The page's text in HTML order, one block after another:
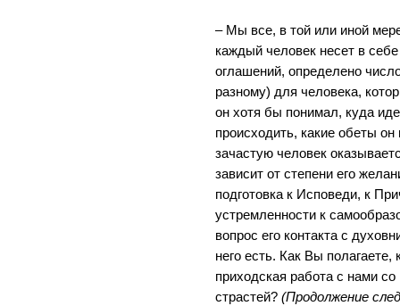
– Мы все, в той или иной
каждый человек несет в
оглашений, определено
разному) для человека,
он хотя бы понимал, куда
происходить, какие обеты
зачастую человек
зависит от степени его
подготовка к Исповеди, к
устремленности к
вопрос его контакта с
него есть. Как Вы полагаете,
приходская работа с нами
страстей?(Продолжение